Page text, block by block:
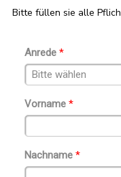
Bitte füllen sie alle
Anrede *
Vorname *
Nachname *